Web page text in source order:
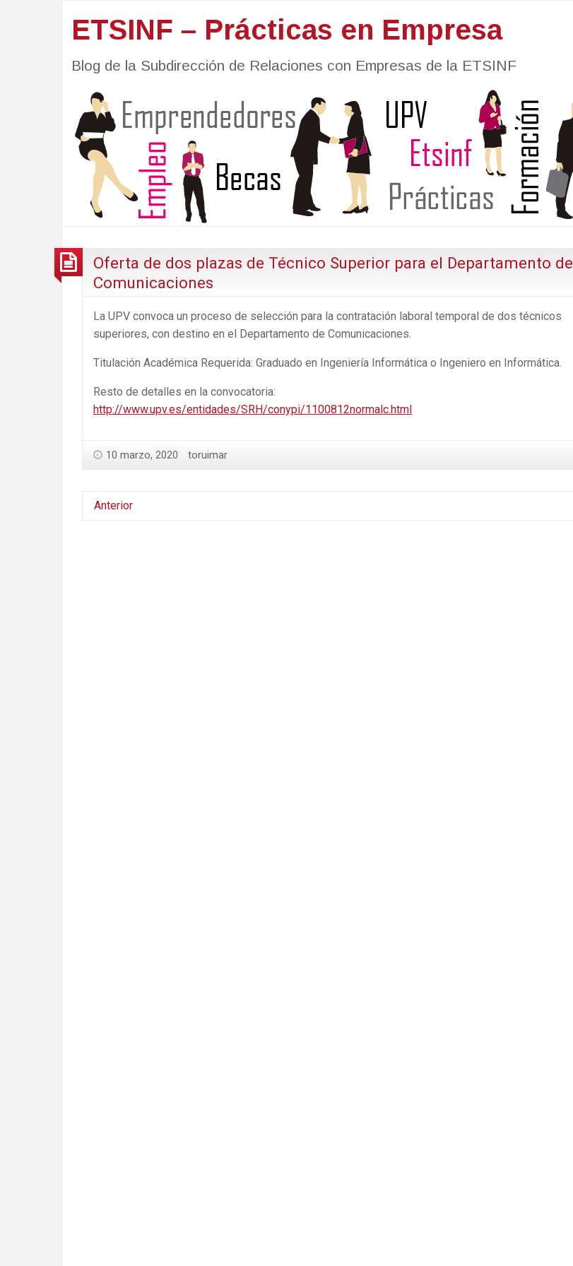
ETSINF – Prácticas en Empresa
Blog de la Subdirección de Relaciones con Empresas de la ETSINF
Oferta de dos plazas de Técnico Superior para el Departamento de
Comunicaciones
La UPV convoca un proceso de selección para la contratación laboral temporal de dos técnicos
superiores, con destino en el Departamento de Comunicaciones.
Titulación Académica Requerida: Graduado en Ingeniería Informática o Ingeniero en Informática.
Resto de detalles en la convocatoria:
http://www.upv.es/entidades/SRH/conypi/1100812normalc.html
10 marzo, 2020 toruimar
Anterior